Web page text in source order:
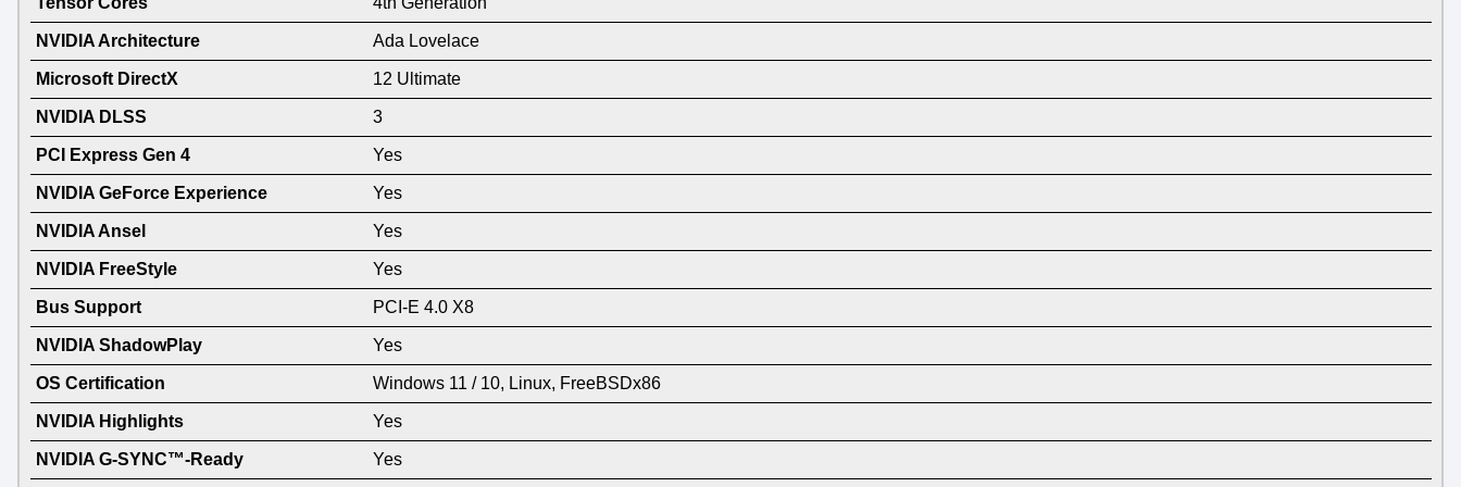
NVIDIA Architecture Ada Lovelace
Microsoft DirectX 12 Ultimate
NVIDIA DLSS 3
PCI Express Gen 4 Yes
NVIDIA GeForce Experience Yes
NVIDIA Ansel Yes
NVIDIA FreeStyle Yes
Bus Support PCI-E 4.0 X8
NVIDIA ShadowPlay Yes
OS Certification Windows 11 / 10, Linux, FreeBSDx86
NVIDIA Highlights Yes
NVIDIA G-SYNC™-Ready Yes